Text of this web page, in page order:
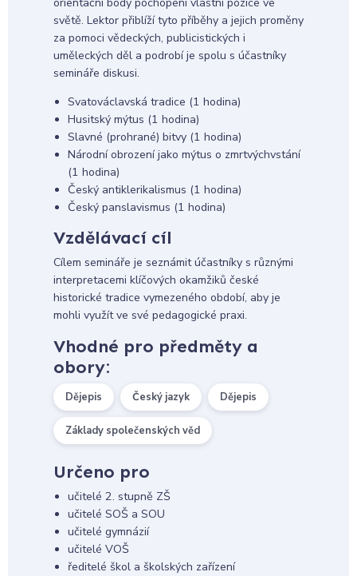
světě. Lektor přiblíží tyto příběhy a jejich proměny
za pomoci vědeckých, publicistických i
uměleckých děl a podrobí je spolu s účastníky
semináře diskusi.
Svatováclavská tradice (1 hodina)
Husitský mýtus (1 hodina)
Slavné (prohrané) bitvy (1 hodina)
Národní obrození jako mýtus o zmrtvýchvstání
(1 hodina)
Český antiklerikalismus (1 hodina)
Český panslavismus (1 hodina)
Vzdělávací cíl
Cílem semináře je seznámit účastníky s různými
interpretacemi klíčových okamžiků české
historické tradice vymezeného období, aby je
mohli využít ve své pedagogické praxi.
Vhodné pro předměty a
obory:
Dějepis Český jazyk Dějepis
Základy společenských věd
Určeno pro
učitelé 2. stupně ZŠ
učitelé SOŠ a SOU
učitelé gymnázií
učitelé VOŠ
ředitelé škol a školských zařízení